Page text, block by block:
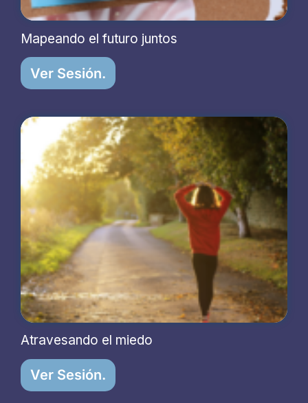
Mapeando el futuro juntos
Ver Sesión.
Atravesando el miedo
Ver Sesión.